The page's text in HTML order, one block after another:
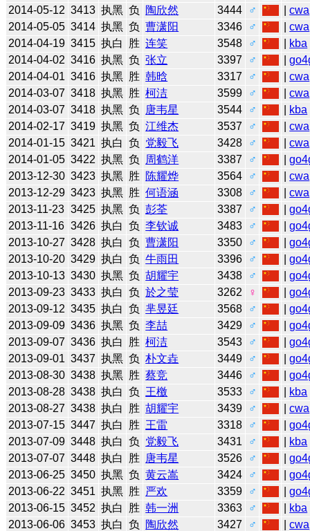
2014-05-12 3413 执黑 负 陶欣然 3444 ♂ |cwa
2014-05-05 3414 执黑 负 曹潇阳 3346 ♂ |cwa
2014-04-19 3415 执白 胜 连笑 3548 ♂ kba
2014-04-02 3416 执黑 负 张立 3397 ♂ |
2014-04-01 3416 执黑 胜 韩晗 3317 ♂ |cwa
2014-03-07 3418 执黑 胜 柯洁 3599 ♂ |cwa
2014-03-07 3418 执黑 负 唐韦星 3544 ♂ kba
2014-02-17 3419 执黑 负 江维杰 3537 ♂ |cwa
2014-01-15 3421 执白 负 党毅飞 3428 ♂ |cwa
2014-01-05 3422 执黑 负 周鹤洋 3387 ♂ |
2013-12-30 3423 执黑 胜 陈耀烨 3564 ♂ |cwa
2013-12-29 3423 执黑 胜 何语涵 3308 ♂ |cwa
2013-11-23 3425 执黑 负 彭荃 3387 ♂ |
2013-11-16 3426 执白 负 李钦诚 3483 ♂ |
2013-10-27 3428 执白 负 曹潇阳 3350 ♂ |
2013-10-20 3429 执白 负 牛雨田 3396 ♂ |
2013-10-13 3430 执黑 负 胡耀宇 3438 ♂ |
2013-09-23 3433 执白 负 於之莹 3262 ♀ |
2013-09-12 3435 执白 负 芈昱廷 3568 ♂ |
2013-09-09 3436 执黑 负 李喆 3429 ♂ |
2013-09-07 3436 执白 胜 柯洁 3543 ♂ |
2013-09-01 3437 执黑 负 朴文垚 3449 ♂ |
2013-08-30 3438 执黑 胜 蔡竞 3446 ♂ |
2013-08-28 3438 执白 负 王檄 3533 ♂ kba
2013-08-27 3438 执白 胜 胡耀宇 3439 ♂ |cwa
2013-07-15 3447 执白 胜 王雷 3318 ♂ |
2013-07-09 3448 执白 负 党毅飞 3431 ♂ kba
2013-07-07 3448 执白 胜 唐韦星 3526 ♂ |
2013-06-25 3450 执黑 负 黄云嵩 3424 ♂ |
2013-06-22 3451 执黑 胜 严欢 3359 ♂ |
2013-06-15 3452 执白 胜 韩一洲 3363 ♂ kba
2013-06-06 3453 执白 负 陶欣然 3427 ♂ |cwa